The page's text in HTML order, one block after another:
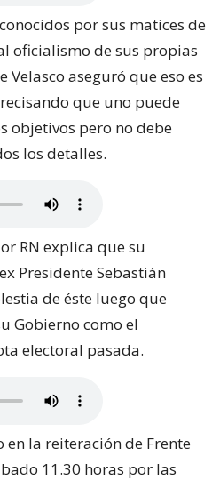
por sus matices de
oficialismo de sus propias
Velasco aseguró que eso es
que uno puede
objetivos pero no debe
los detalles.
RN explica que su
Presidente Sebastián
de éste luego que
Gobierno como el
electoral pasada.
en la reiteración de Frente
11.30 horas por las